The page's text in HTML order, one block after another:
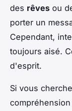
des rêves ou
porter un
Cependant,
toujours aisé.
d'esprit.
Si vous